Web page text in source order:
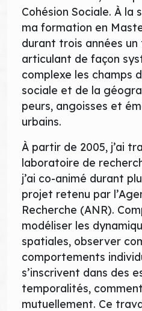
Cohésion Sociale. À la
ma formation en
durant trois années
articulant de façon
complexe les champs
sociale et de la
peurs, angoisses et
urbains.
À partir de 2005, j’ai
laboratoire de
j’ai co-animé durant
projet retenu par
Recherche (ANR).
modéliser les
spatiales, observer
comportements
s’inscrivent dans des
temporalités,
mutuellement. Ce